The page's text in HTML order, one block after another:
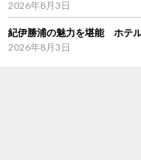
2026年8月3日
紀伊勝浦の魅力を堪能 ホテ
2026年8月3日